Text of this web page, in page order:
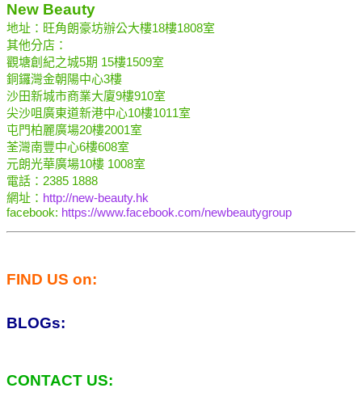
New Beauty
地址：旺角朗豪坊辦公大樓18樓1808室
其他分店：
觀塘創紀之城5期 15樓1509室
銅鑼灣金朝陽中心3樓
沙田新城市商業大廈9樓910室
尖沙咀廣東道新港中心10樓1011室
屯門柏麗廣場20樓2001室
荃灣南豐中心6樓608室
元朗光華廣場10樓 1008室
電話：2385 1888
網址： http://new-beauty.hk
facebook: https://www.facebook.com/newbeautygroup
FIND US on:
BLOGs:
CONTACT US: